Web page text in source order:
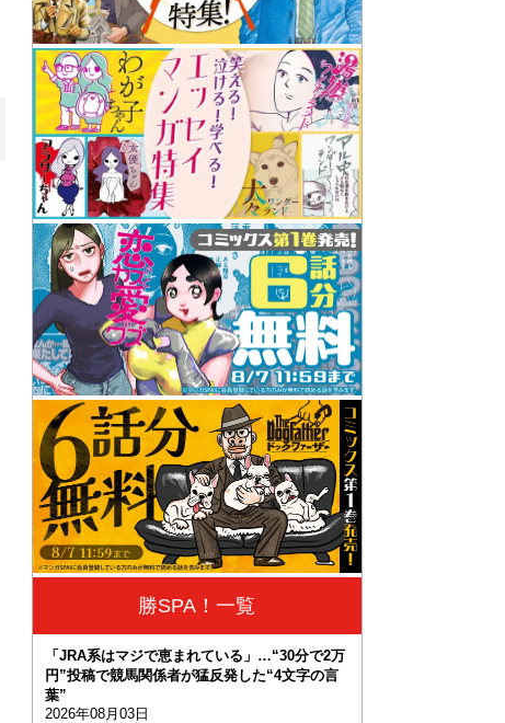
勝SPA！一覧
「JRA系はマジで恵まれている」…“30分で2万
円”投稿で競馬関係者が猛反発した“4文字の言
葉”
2026年08月03日